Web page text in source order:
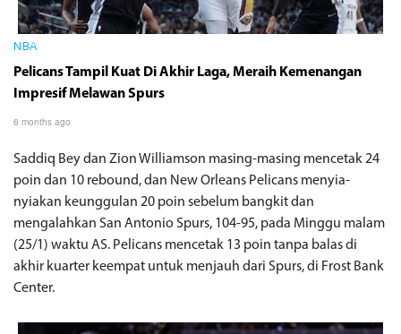
NBA
Pelicans Tampil Kuat Di Akhir Laga, Meraih Kemenangan
Impresif Melawan Spurs
6 months ago
Saddiq Bey dan Zion Williamson masing-masing mencetak 24
poin dan 10 rebound, dan New Orleans Pelicans menyia-
nyiakan keunggulan 20 poin sebelum bangkit dan
mengalahkan San Antonio Spurs, 104-95, pada Minggu malam
(25/1) waktu AS. Pelicans mencetak 13 poin tanpa balas di
akhir kuarter keempat untuk menjauh dari Spurs, di Frost Bank
Center.